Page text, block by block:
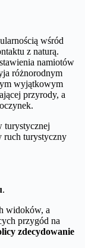
wśród
z naturą.
namiotów
różnorodnym
wyjątkowym
przyrody, a
turystycznej
ruch turystyczny
.
widoków, a
przygód na
zdecydowanie